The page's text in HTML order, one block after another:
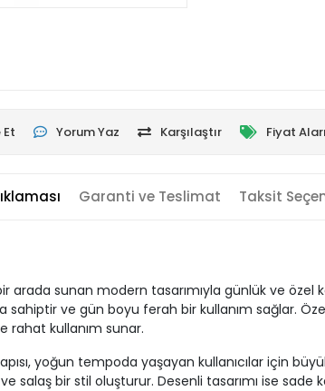
Yorum Yaz Karşılaştır Fiyat
Garanti ve Teslimat Taksit
arada sunan modern tasarımıyla günlük ve
sahiptir ve gün boyu ferah bir kullanım sağlar.
rahat kullanım sunar.
yoğun tempoda yaşayan kullanıcılar için
salaş bir stil oluşturur. Desenli tasarımı ise sade